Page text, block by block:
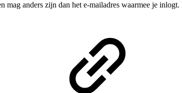
anders zijn dan het e-mailadres waarmee je